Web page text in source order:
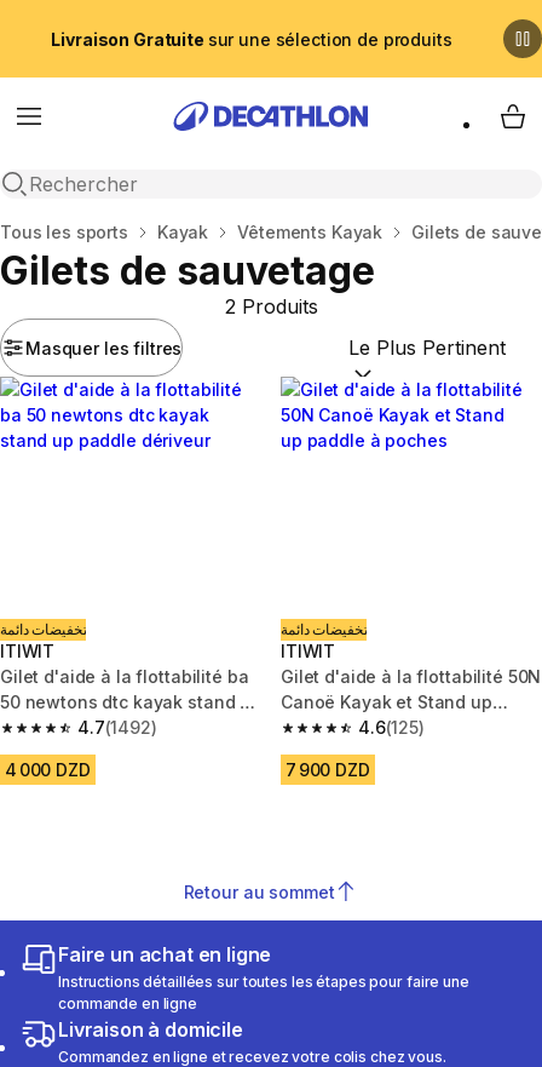
Livraison Gratuite sur une sélection de produits
Menu
Recherche ouverte
My
Accueil
Tous les sports Kayak Vêtements Kayak Gilets de
Gilets de sauvetage
Masquer les filtres
2 Produits
Trier par :(optional)
تخفيضات دائمة
ITIWIT
Gilet d'aide à la flottabilité ba
50 newtons dtc kayak stand up
paddle dériveur
4.7
4.7 out of 5 stars from 1492 reviews
(1492)
4 000 DZD
تخفيضات دائمة
ITIWIT
Gilet d'aide à la flottabilité 50N
Canoë Kayak et Stand up
paddle à poches
4.6
4.6 out of 5 stars from 125
(125)
7 900 DZD
Retour au sommet
Faire un achat en ligne
Instructions détaillées sur toutes les étapes pour faire une
commande en ligne
Livraison à domicile
Commandez en ligne et recevez votre colis chez vous.